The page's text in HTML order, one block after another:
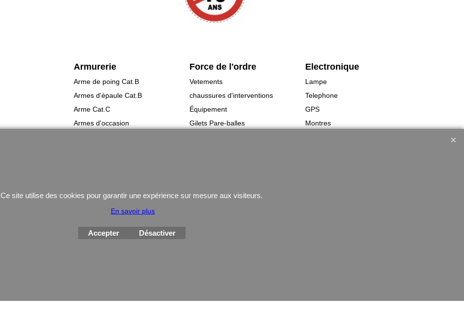
Armurerie
Arme de poing Cat.B
Armes d'épaule Cat.B
Arme Cat.C
Armes d'occasion
Force de l'ordre
Vetements
chaussures d'interventions
Équipement
Gilets Pare-balles
Electronique
Lampe
Telephone
GPS
Montres
avec le logiciel
eCommerce ShopFactory
Ce site utilise des cookies pour garantir une expérience sur mesure aux visiteurs.
En savoir plus
Accepter Désactiver